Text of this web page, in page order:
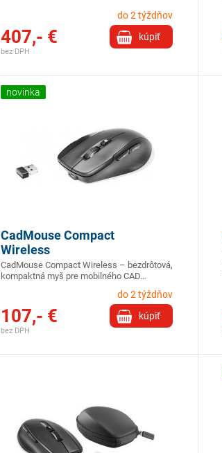
do 2 týždňov
kúpiť
407,- €
bez DPH
novinka
CadMouse Compact
Wireless
CadMouse Compact Wireless – bezdrôtová,
kompaktná myš pre mobilného CAD…
do 2 týždňov
kúpiť
107,- €
bez DPH